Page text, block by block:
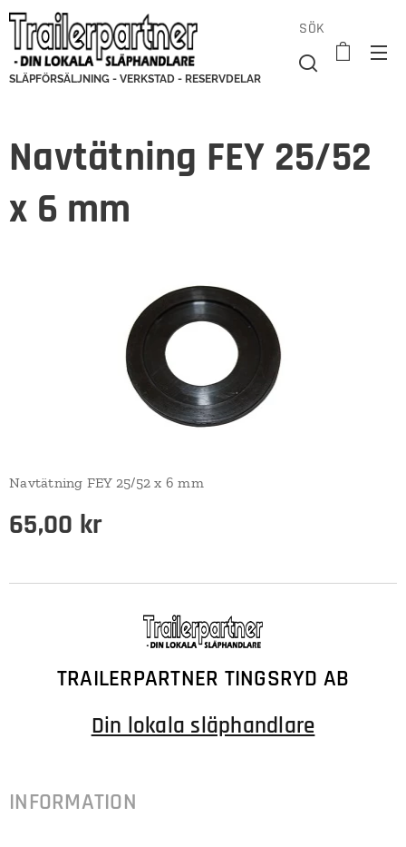
SLÄPFÖRSÄLJNING - VERKSTAD - RESERVDELAR
SÖK
Navtätning FEY 25/52
x 6 mm
Navtätning FEY 25/52 x 6 mm
65,00 kr
TRAILERPARTNER TINGSRYD AB
Din lokala släphandlare
INFORMATION